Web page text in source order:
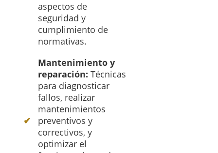
aspectos de
seguridad y
cumplimiento de
normativas.
Mantenimiento y
reparación: Técnicas
para diagnosticar
fallos, realizar
mantenimientos
preventivos y
correctivos, y
optimizar el